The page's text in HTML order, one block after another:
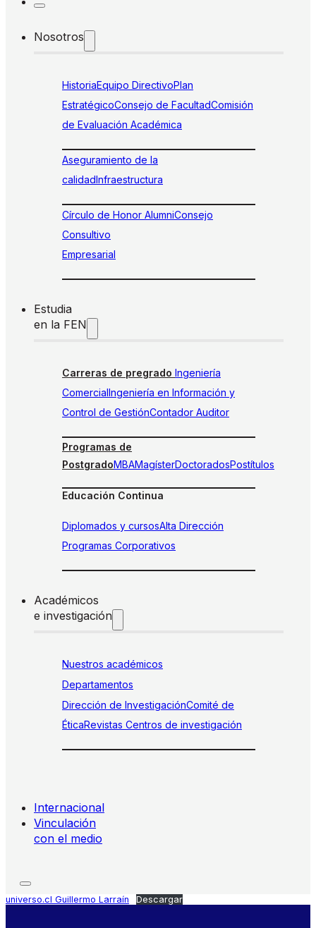
Nosotros
HistoriaEquipo DirectivoPlan
EstratégicoConsejo de FacultadComisión
de Evaluación Académica
Aseguramiento de la
calidadInfraestructura
Círculo de Honor AlumniConsejo
Consultivo
Empresarial
Estudia
en la FEN
Carreras de pregrado Ingeniería
ComercialIngeniería en Información y
Control de GestiónContador Auditor
Programas de
PostgradoMBAMagísterDoctoradosPostítulos
Educación Continua
Diplomados y cursosAlta Dirección
Programas Corporativos
Académicos
e investigación
Nuestros académicos
Departamentos
Dirección de InvestigaciónComité de
ÉticaRevistas Centros de investigación
Internacional
Vinculación
con el medio
universo.cl Guillermo Larraín Descargar